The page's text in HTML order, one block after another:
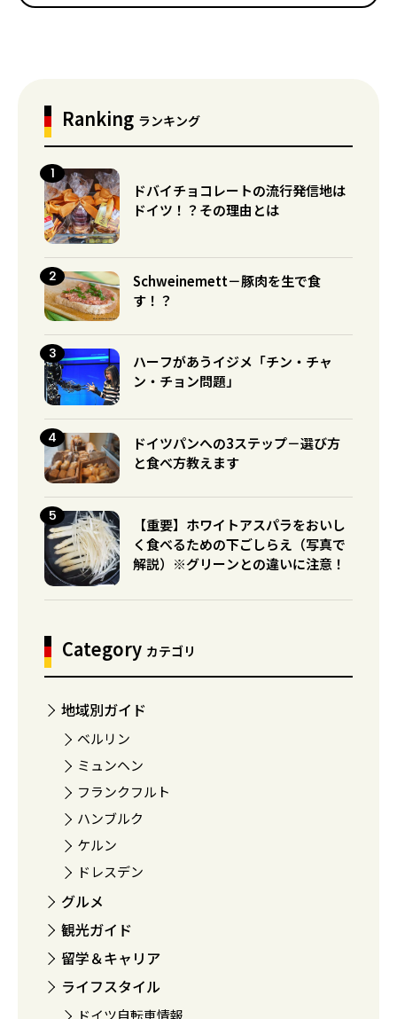
Ranking ランキング
ドバイチョコレートの流行発信地は
ドイツ！？その理由とは
Schweinemett－豚肉を生で食
す！？
ハーフがあうイジメ「チン・チャ
ン・チョン問題」
ドイツパンへの3ステップ－選び方
と食べ方教えます
【重要】ホワイトアスパラをおいし
く食べるための下ごしらえ（写真で
解説）※グリーンとの違いに注意！
Category カテゴリ
地域別ガイド
ベルリン
ミュンヘン
フランクフルト
ハンブルク
ケルン
ドレスデン
グルメ
観光ガイド
留学＆キャリア
ライフスタイル
ドイツ自転車情報